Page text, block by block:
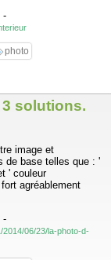
-
photo
solutions.
image et
de base telles que : '
' couleur
agréablement
-
06/23/la-photo-d-